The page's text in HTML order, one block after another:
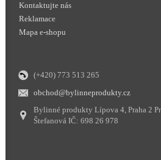
Kontaktujte nás
Reklamace
Mapa e-shopu
(+420) 773 513 265
obchod@bylinneprodukty.cz
Bylinné produkty Lípova 4, Praha 2
Štefanová IČ: 698 26 978